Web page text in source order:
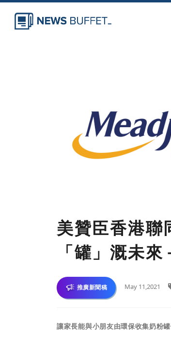
美贊臣香港
「罐」溉未
推廣新聞稿 May 11,2021
讓家長能與小朋友由環保收集奶粉